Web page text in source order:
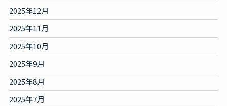
2025年12月
2025年11月
2025年10月
2025年9月
2025年8月
2025年7月